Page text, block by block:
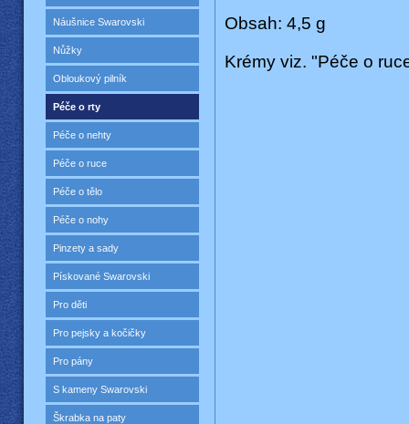
Náušnice Swarovski
Nůžky
Obloukový pilník
Péče o rty
Péče o nehty
Péče o ruce
Péče o tělo
Péče o nohy
Pinzety a sady
Pískované Swarovski
Pro děti
Pro pejsky a kočičky
Pro pány
S kameny Swarovski
Škrabka na paty
Obsah: 4,5 g
Krémy viz. "Péče o